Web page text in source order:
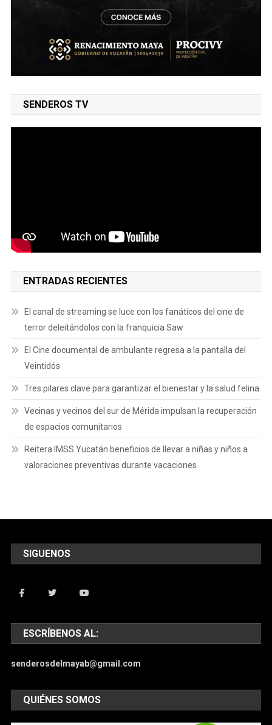
SENDEROS TV
ENTRADAS RECIENTES
El canal de streaming se luce con los fanáticos del cine de
terror deleitándolos con la franquicia Saw
El Cine documental de ambulante regresa a la pantalla del
Veintidós
Tres pilares clave para garantizar el bienestar y la salud felina
Vecinas y vecinos del sur de Mérida impulsan la recuperación
de espacios comunitarios
Reitera IMSS Yucatán beneficios de llevar a niñas y niños a
valoraciones preventivas durante vacaciones
SIGUENOS
ESCRÍBENOS AL:
senderosdelmayab@gmail.com
QUIÉNES SOMOS